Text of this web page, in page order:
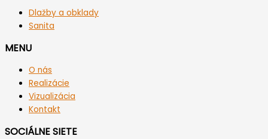
Dlažby a obklady
Sanita
MENU
O nás
Realizácie
Vizualizácia
Kontakt
SOCIÁLNE SIETE